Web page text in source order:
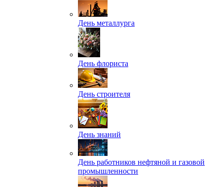
День металлурга
День флориста
День строителя
День знаний
День работников нефтяной и газовой
промышленности